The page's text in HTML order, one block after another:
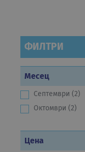
ФИЛТРИ
Месец
Септември (2)
Октомври (2)
Цена